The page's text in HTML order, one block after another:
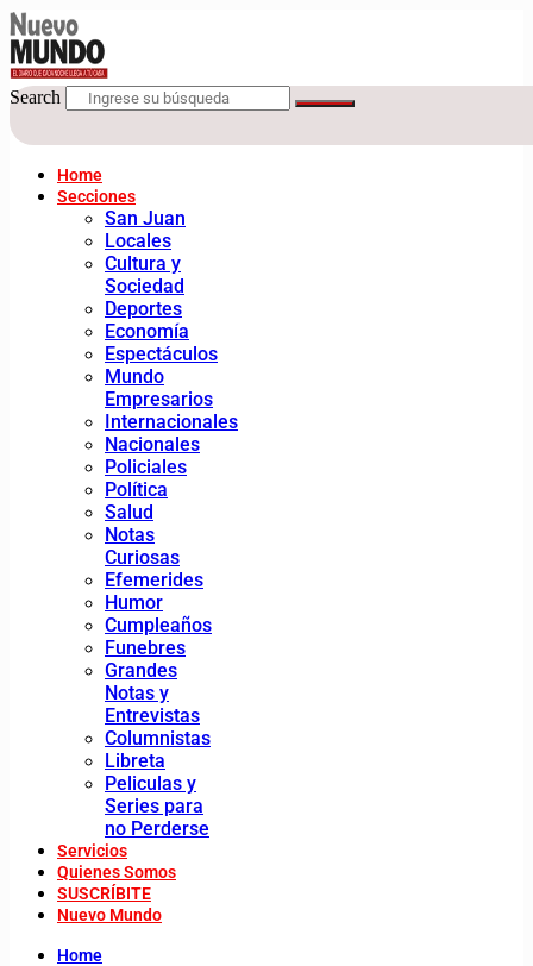
Search
Home
Secciones
San Juan
Locales
Cultura y
Sociedad
Deportes
Economía
Espectáculos
Mundo
Empresarios
Internacionales
Nacionales
Policiales
Política
Salud
Notas
Curiosas
Efemerides
Humor
Cumpleaños
Funebres
Grandes
Notas y
Entrevistas
Columnistas
Libreta
Peliculas y
Series para
no Perderse
Servicios
Quienes Somos
SUSCRÍBITE
Nuevo Mundo
Home